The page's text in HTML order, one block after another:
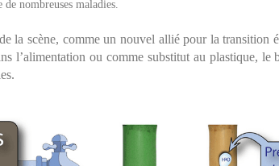
nombreuses maladies.
la scène, comme un nouvel allié pour la transition
l’alimentation ou comme substitut au plastique, le